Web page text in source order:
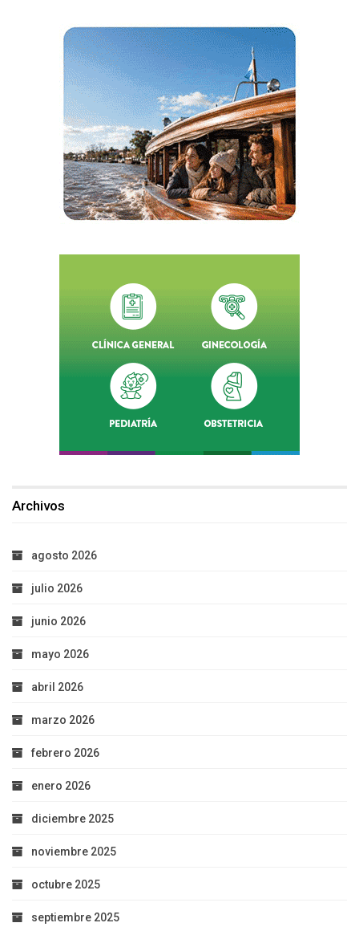
Archivos
agosto 2026
julio 2026
junio 2026
mayo 2026
abril 2026
marzo 2026
febrero 2026
enero 2026
diciembre 2025
noviembre 2025
octubre 2025
septiembre 2025